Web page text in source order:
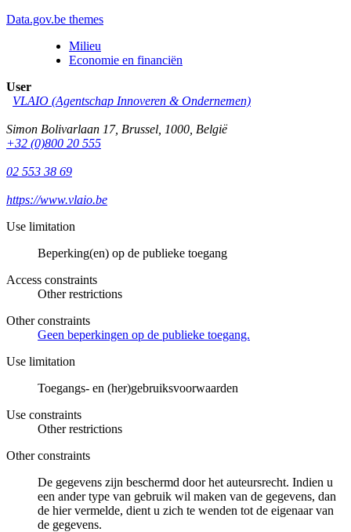
Data.gov.be themes
Milieu
Economie en financiën
User
VLAIO (Agentschap Innoveren & Ondernemen)
Simon Bolivarlaan 17, Brussel 1000 België
+32 (0)800 20 555
02 553 38 69
https://www.vlaio.be
Use limitation
Beperking(en) op de publieke toegang
Access constraints
Other restrictions
Other constraints
Geen beperkingen op de publieke toegang.
Use limitation
Toegangs- en (her)gebruiksvoorwaarden
Use constraints
Other restrictions
Other constraints
De gegevens zijn beschermd door het auteursrecht. Indien u
een ander type van gebruik wil maken van de gegevens, dan
de hier vermelde, dient u zich te wenden tot de eigenaar van
de gegevens.